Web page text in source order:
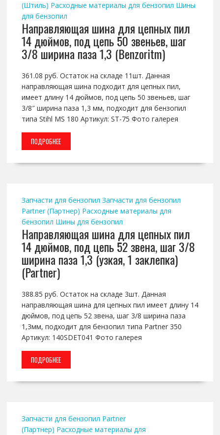
(Штиль) Расходные материалы для бензопил Шины
для бензопил
Направляющая шина для цепных пил
14 дюймов, под цепь 50 звеньев, шаг
3/8 ширина паза 1,3 (Benzoritm)
361.08 руб. Остаток на складе 11шт. Данная
направляющая шина подходит для цепных пил,
имеет длину 14 дюймов, под цепь 50 звеньев, шаг
3/8″ ширина паза 1,3 мм, подходит для бензопил
типа Stihl MS 180 Артикул: ST-75 Фото галерея
ПОДРОБНЕЕ
Запчасти для бензопил Запчасти для бензопил
Partner (Партнер) Расходные материалы для
бензопил Шины для бензопил
Направляющая шина для цепных пил
14 дюймов, под цепь 52 звена, шаг 3/8
ширина паза 1,3 (узкая, 1 заклепка)
(Partner)
388.85 руб. Остаток на складе 3шт. Данная
направляющая шина для цепных пил имеет длину 14
дюймов, под цепь 52 звена, шаг 3/8 ширина паза
1,3мм, подходит для бензопил типа Partner 350
Артикул: 140SDET041 Фото галерея
ПОДРОБНЕЕ
Запчасти для бензопил Partner
(Партнер) Расходные материалы для